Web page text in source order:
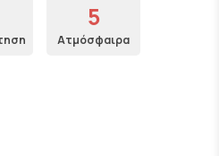
5
Ατμόσφαιρα